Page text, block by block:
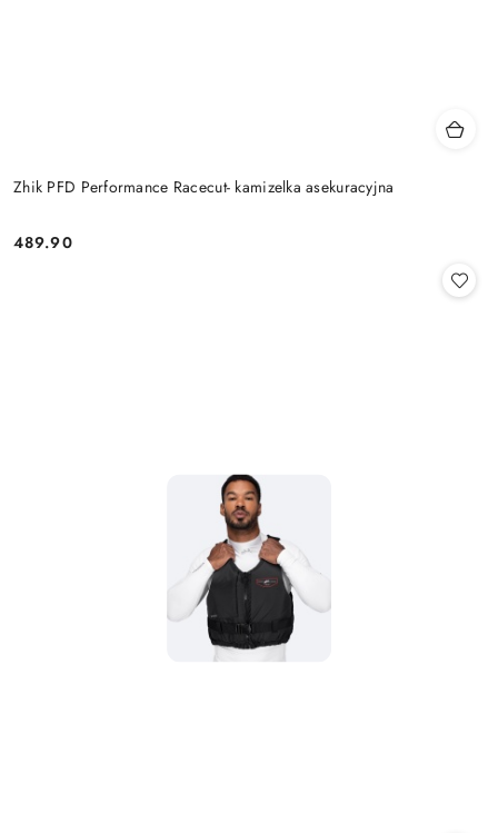
Zhik PFD Performance Racecut- kamizelka asekuracyjna
Cena:
489.90